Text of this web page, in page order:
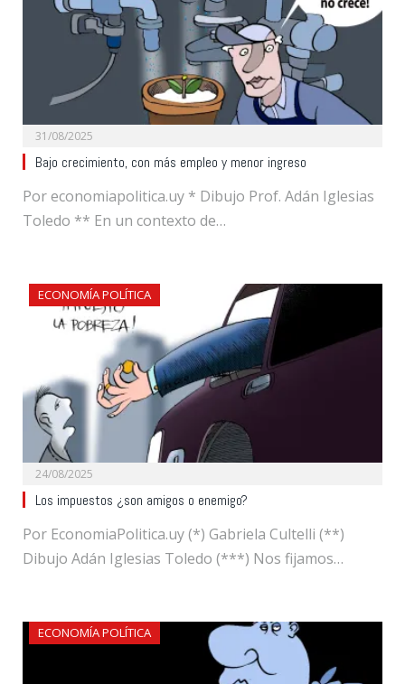
31/08/2025
Bajo crecimiento, con más empleo y menor ingreso
Por economiapolitica.uy * Dibujo Prof. Adán Iglesias
Toledo ** En un contexto de…
ECONOMÍA POLÍTICA
24/08/2025
Los impuestos ¿son amigos o enemigo?
Por EconomiaPolitica.uy (*) Gabriela Cultelli (**)
Dibujo Adán Iglesias Toledo (***) Nos fijamos…
ECONOMÍA POLÍTICA